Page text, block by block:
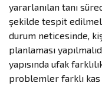
yararlanılan tanı
şekilde tespit
durum neticesinde,
planlaması
yapısında ufak
problemler farklı